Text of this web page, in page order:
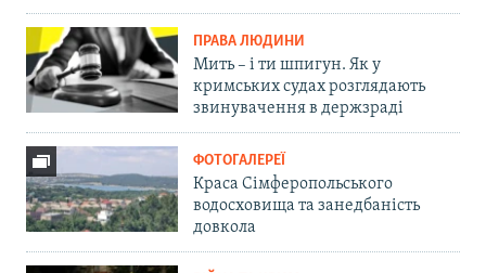
ПРАВА ЛЮДИНИ
Мить – і ти шпигун. Як у
кримських судах розглядають
звинувачення в держзраді
ФОТОГАЛЕРЕЇ
Краса Сімферопольського
водосховища та занедбаність
довкола